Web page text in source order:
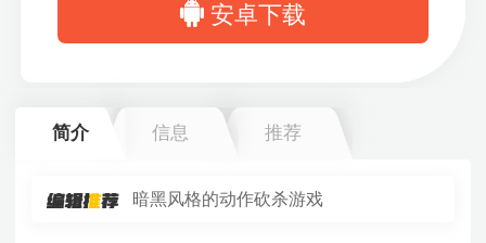
安卓下载
简介 信息 推荐
暗黑风格的动作砍杀游戏